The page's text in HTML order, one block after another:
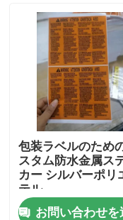
ホーム
企業情報
接触
製品
シールのステッカ
包装ラベルのため
スタム防水金属ス
カー シルバーポリ
テル
お問い合わせを